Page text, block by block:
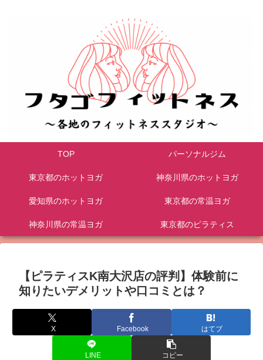
TOP パーソナルジム
東京都のホットヨガ 神奈川県のホットヨガ
愛知県のホットヨガ 東京都の常温ヨガ
神奈川県の常温ヨガ 東京都のピラティス
【ピラティスK南大沢店の評判】体験前に
知りたいデメリットや口コミとは？
X Facebook はてブ
LINE コピー